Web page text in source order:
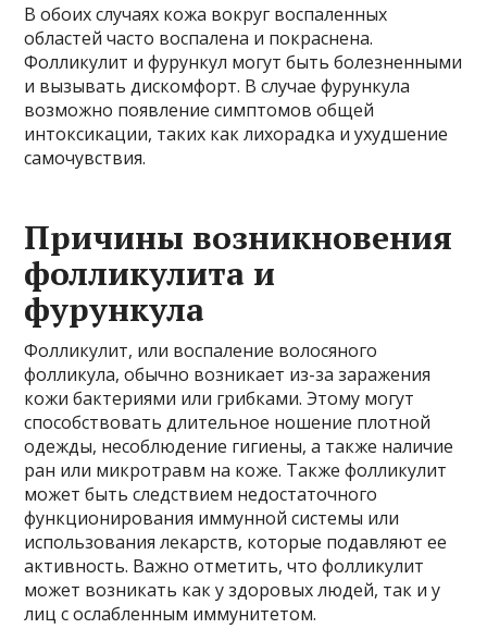
В обоих случаях кожа вокруг воспаленных
областей часто воспалена и покраснена.
Фолликулит и фурункул могут быть болезненными
и вызывать дискомфорт. В случае фурункула
возможно появление симптомов общей
интоксикации, таких как лихорадка и ухудшение
самочувствия.
Причины возникновения
фолликулита и
фурункула
Фолликулит, или воспаление волосяного
фолликула, обычно возникает из-за заражения
кожи бактериями или грибками. Этому могут
способствовать длительное ношение плотной
одежды, несоблюдение гигиены, а также наличие
ран или микротравм на коже. Также фолликулит
может быть следствием недостаточного
функционирования иммунной системы или
использования лекарств, которые подавляют ее
активность. Важно отметить, что фолликулит
может возникать как у здоровых людей, так и у
лиц с ослабленным иммунитетом.